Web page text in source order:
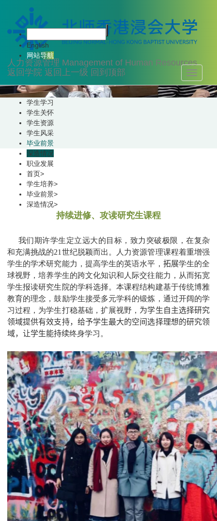
人力资源管理 Management of Human Resources
返回学院 返回上一级 回到顶部
English
网站导航
Toggle
学生学习
学生关怀
学生资源
学生风采
毕业前景
深造情况
职业发展
首页>
学生培养>
毕业前景>
深造情况>
持续进修、攻读研究生课程
我们期许学生定立远大的目标，致力突破极限，在复杂
和充满挑战的21世纪脱颖而出。人 力资源管理课程着重增强
学生的学术研究能力，提高学生的英语水平， 拓展学生的全
球视野，培养学生的跨文化知识和人际交往能力，从而拓宽
学生报读研究生院的学科选择。本课程结构建基于传统博雅
教育的理念，鼓励学生接受多元学科的锻炼，通过开阔的学
习过程 ，为学生打稳基础，扩展视野， 为学生自主选择研究
领域提供有效支持，给予学生最大的空间选择理想的研究领
域，让学生能持续终身学习。